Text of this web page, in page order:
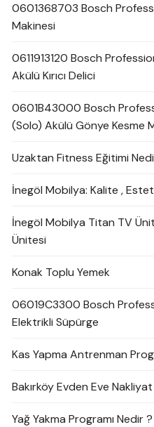
0601368703 Bosch
Makinesi
0611913120 Bosch
Akülü Kırıcı Delici
0601B43000 Bosch
(Solo) Akülü Gönye Kesme
Uzaktan Fitness Eğitimi
İnegöl Mobilya: Kalite ,
İnegöl Mobilya Titan TV
Ünitesi
Konak Toplu Yemek
06019C3300 Bosch
Elektrikli Süpürge
Kas Yapma Antrenman
Bakırköy Evden Eve Nakliyat
Yağ Yakma Programı Nedir ?